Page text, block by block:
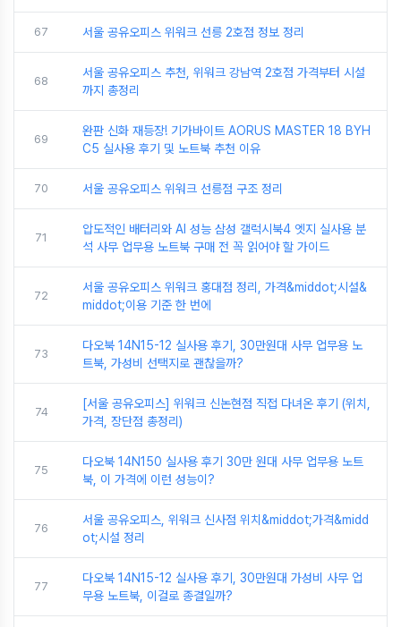
67 서울 공유오피스 위워크 선릉 2호점 정보 정리
68
서울 공유오피스 추천, 위워크 강남역 2호점 가격부터 시설
까지 총정리
69
완판 신화 재등장! 기가바이트 AORUS MASTER 18 BYH
C5 실사용 후기 및 노트북 추천 이유
70 서울 공유오피스 위워크 선릉점 구조 정리
71
압도적인 배터리와 AI 성능 삼성 갤럭시북4 엣지 실사용 분
석 사무 업무용 노트북 구매 전 꼭 읽어야 할 가이드
72
서울 공유오피스 위워크 홍대점 정리, 가격&middot;시설&
middot;이용 기준 한 번에
73
다오북 14N15-12 실사용 후기, 30만원대 사무 업무용 노
트북, 가성비 선택지로 괜찮을까?
74
[서울 공유오피스] 위워크 신논현점 직접 다녀온 후기 (위치,
가격, 장단점 총정리)
75
다오북 14N150 실사용 후기 30만 원대 사무 업무용 노트
북, 이 가격에 이런 성능이?
76
서울 공유오피스, 위워크 신사점 위치&middot;가격&midd
ot;시설 정리
77
다오북 14N15-12 실사용 후기, 30만원대 가성비 사무 업
무용 노트북, 이걸로 종결일까?